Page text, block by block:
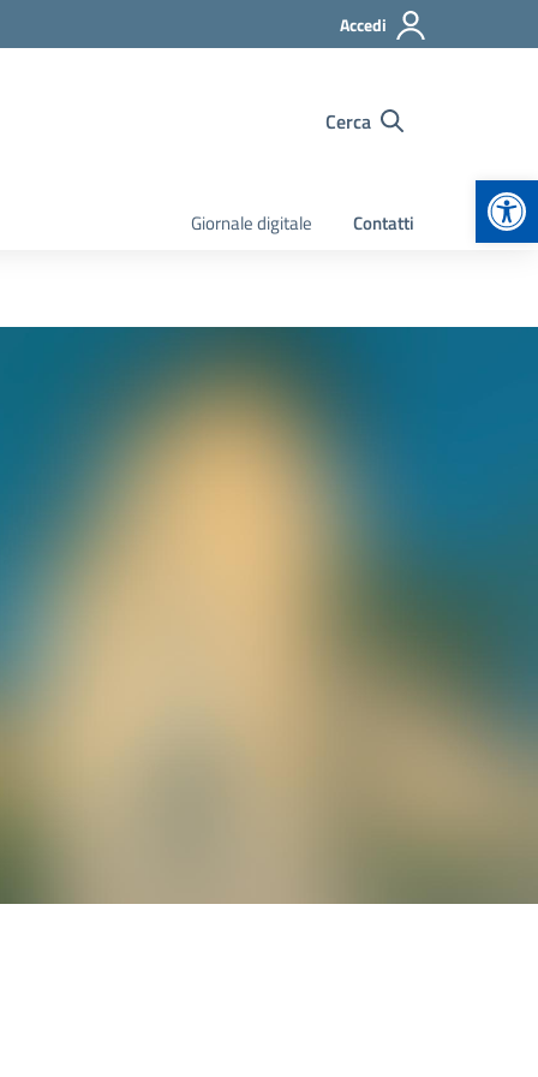
Accedi
Cerca
Giornale digitale Contatti